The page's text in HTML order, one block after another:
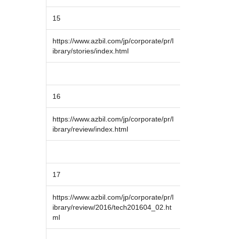
15
https://www.azbil.com/jp/corporate/pr/l
ibrary/stories/index.html
16
https://www.azbil.com/jp/corporate/pr/l
ibrary/review/index.html
17
https://www.azbil.com/jp/corporate/pr/l
ibrary/review/2016/tech201604_02.ht
ml